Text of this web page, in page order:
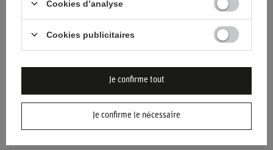
Couleur
Genre
Cookies d’analyse
Cookies publicitaires
Je confirme le nécessaire
Je confirme tout